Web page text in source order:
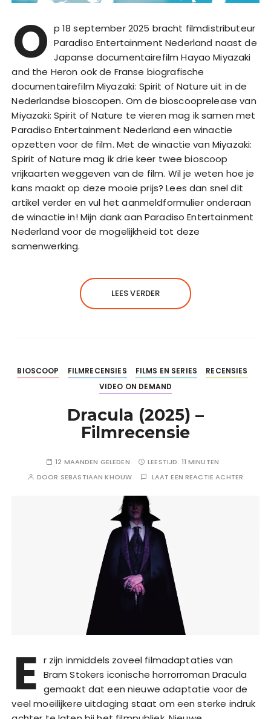
O p 18 september 2025 bracht filmdistributeur
Paradiso Entertainment Nederland naast de
Japanse documentairefilm Hayao Miyazaki
and the Heron ook de Franse biografische
documentairefilm Miyazaki: Spirit of Nature uit in de
Nederlandse bioscopen. Om de bioscooprelease van
Miyazaki: Spirit of Nature te vieren mag ik samen met
Paradiso Entertainment Nederland een winactie
opzetten voor de film. Met de winactie van Miyazaki:
Spirit of Nature mag ik drie keer twee bioscoop
vrijkaarten weggeven van de film. Wil je weten hoe je
kans maakt op deze mooie prijs? Lees dan snel dit
artikel verder en vul het aanmeldformulier onderaan
de winactie in! Mijn dank aan Paradiso Entertainment
Nederland voor de mogelijkheid tot deze
samenwerking.
LEES VERDER
BIOSCOOP FILMRECENSIES FILMS EN SERIES
RECENSIES
VIDEO ON DEMAND
Dracula (2025) –
Filmrecensie
12 MAANDEN GELEDEN LEESTIJD: 11 MINUTEN
DOOR SEBASTIAAN KHOUW LAAT EEN REACTIE ACHTER
E r zijn inmiddels zoveel filmadaptaties van
Bram Stokers iconische horrorroman Dracula
gemaakt dat een nieuwe adaptatie voor de
veel moeilijkere uitdaging staat om een sterke indruk